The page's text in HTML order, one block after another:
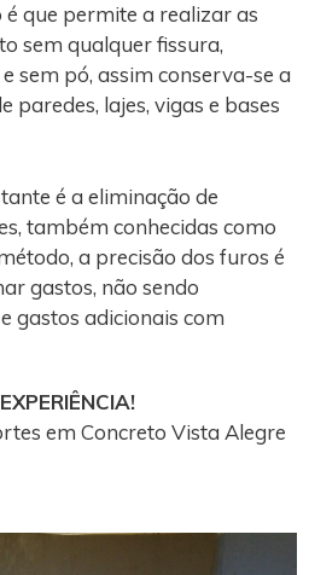
que permite a realizar as
sem qualquer fissura,
sem pó, assim conserva-se a
paredes, lajes, vigas e bases
é a eliminação de
também conhecidas como
a precisão dos furos é
gastos, não sendo
gastos adicionais com
em Concreto Vista Alegre